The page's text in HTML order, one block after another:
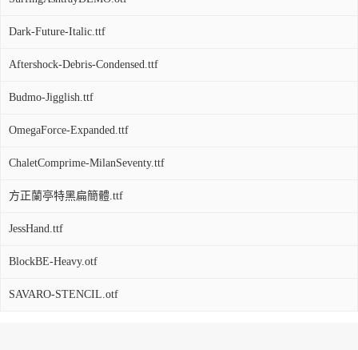
Dark-Future-Italic.ttf
Aftershock-Debris-Condensed.ttf
Budmo-Jigglish.ttf
OmegaForce-Expanded.ttf
ChaletComprime-MilanSeventy.ttf
方正蘭亭特黑扁簡體.ttf
JessHand.ttf
BlockBE-Heavy.otf
SAVARO-STENCIL.otf